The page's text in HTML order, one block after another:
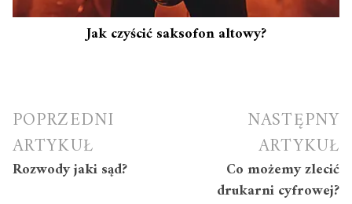
Jak czyścić saksofon altowy?
Nawigacja
wpisu
POPRZEDNI
ARTYKUŁ
Rozwody jaki sąd?
NASTĘPNY
ARTYKUŁ
Co możemy zlecić
drukarni cyfrowej?